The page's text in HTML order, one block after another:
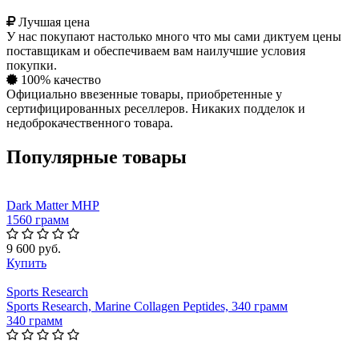
Лучшая цена
У нас покупают настолько много что мы сами диктуем цены
поставщикам и обеспечиваем вам наилучшие условия
покупки.
100% качество
Официально ввезенные товары, приобретенные у
сертифицированных реселлеров. Никаких подделок и
недоброкачественного товара.
Популярные товары
Dark Matter MHP
1560 грамм
9 600 руб.
Купить
Sports Research
Sports Research, Marine Collagen Peptides, 340 грамм
340 грамм